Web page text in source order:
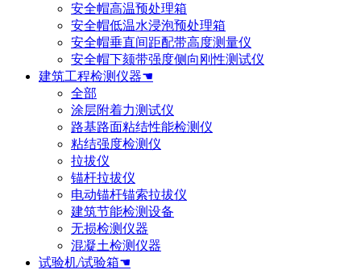
安全帽高温预处理箱
安全帽低温水浸泡预处理箱
安全帽垂直间距配带高度测量仪
安全帽下颏带强度侧向刚性测试仪
建筑工程检测仪器☚
全部
涂层附着力测试仪
路基路面粘结性能检测仪
粘结强度检测仪
拉拔仪
锚杆拉拔仪
电动锚杆锚索拉拔仪
建筑节能检测设备
无损检测仪器
混凝土检测仪器
试验机/试验箱☚